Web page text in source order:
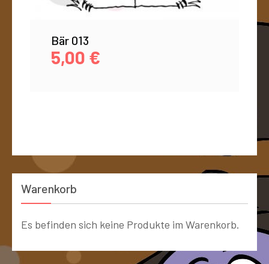
Bär 013
5,00 €
Warenkorb
Es befinden sich keine Produkte im Warenkorb.